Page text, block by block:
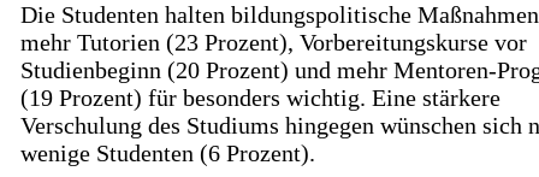
Die Studenten halten bildungspolitische
mehr Tutorien (23 Prozent), Vorbereitungskurse vor
Studienbeginn (20 Prozent) und mehr Mentoren-
(19 Prozent) für besonders wichtig. Eine stärkere
Verschulung des Studiums hingegen wünschen sich
wenige Studenten (6 Prozent).